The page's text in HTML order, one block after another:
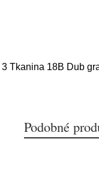
Tkanina 18B Dub
Podobné